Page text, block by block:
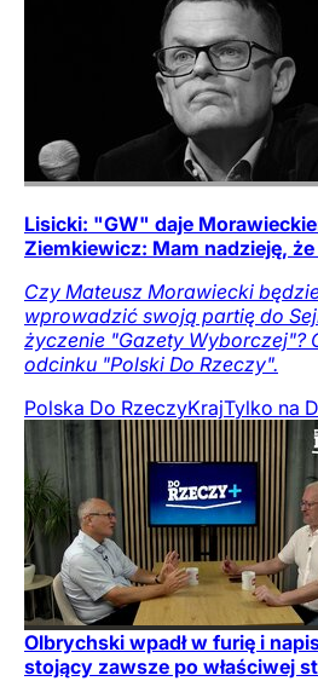
Lisicki: "GW" daje
Ziemkiewicz: Mam nadzieję,
Czy Mateusz Morawiecki
wprowadzić swoją partię do
życzenie "Gazety Wyborczej"?
odcinku "Polski Do Rzeczy".
Polska Do RzeczyKrajTylko na
Olbrychski wpadł w furię i
stojący zawsze po właściwej